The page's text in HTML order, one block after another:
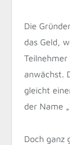
Die
das Geld,
anwächst.
gleicht
der Name
Doch ganz